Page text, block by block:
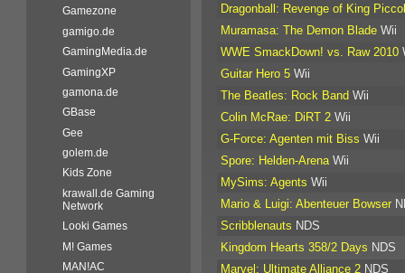
Dragonball: Revenge of King
Muramasa: The Demon BladeWii
WWE SmackDown! vs. Raw 2010
Guitar Hero 5Wii
The Beatles: Rock BandWii
Colin McRae: DiRT 2Wii
G-Force: Agenten mit Biss Wii
Spore: Helden-ArenaWii
MySims: Agents Wii
Mario & Luigi: Abenteuer Bowser
Scribblenauts NDS
Kingdom Hearts 358/2 Days NDS
Marvel: Ultimate Alliance 2NDS
Gamezone
gamigo.de
GamingMedia.de
GamingXP
gamona.de
GBase
Gee
golem.de
Kids Zone
krawall.de Gaming
Network
Looki Games
M! Games
MAN!AC